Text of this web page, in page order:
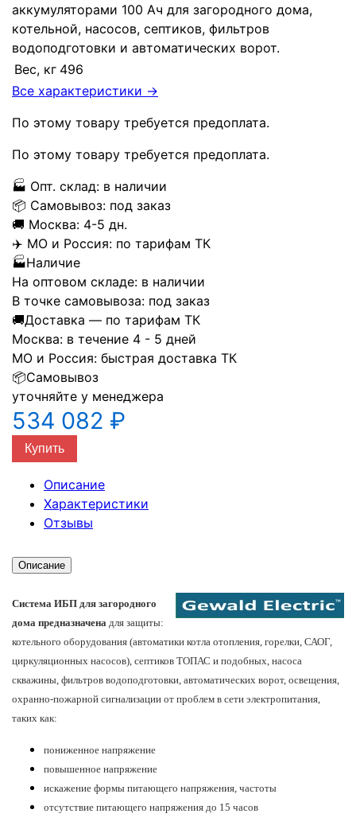
аккумуляторами 100 Ач для загородного дома,
котельной, насосов, септиков, фильтров
водоподготовки и автоматических ворот.
Вес, кг 496
Все характеристики →
По этому товару требуется предоплата.
По этому товару требуется предоплата.
🏭 Опт. склад: в наличии
📦 Самовывоз: под заказ
🚚 Москва: 4-5 дн.
✈️ МО и Россия: по тарифам ТК
🏭Наличие
На оптовом складе: в наличии
В точке самовывоза: под заказ
🚚Доставка — по тарифам ТК
Москва: в течение 4 - 5 дней
МО и Россия: быстрая доставка ТК
📦Самовывоз
уточняйте у менеджера
534 082 ₽
Купить
Описание
Характеристики
Отзывы
Описание
Система ИБП для загородного
дома предназначена для защиты:
котельного оборудования (автоматики котла отопления, горелки, САОГ,
циркуляционных насосов), септиков ТОПАС и подобных, насоса
скважины, фильтров водоподготовки, автоматических ворот, освещения,
охранно-пожарной сигнализации от проблем в сети электропитания,
таких как:
пониженное напряжение
повышенное напряжение
искажение формы питающего напряжения, частоты
отсутствие питающего напряжения до 15 часов